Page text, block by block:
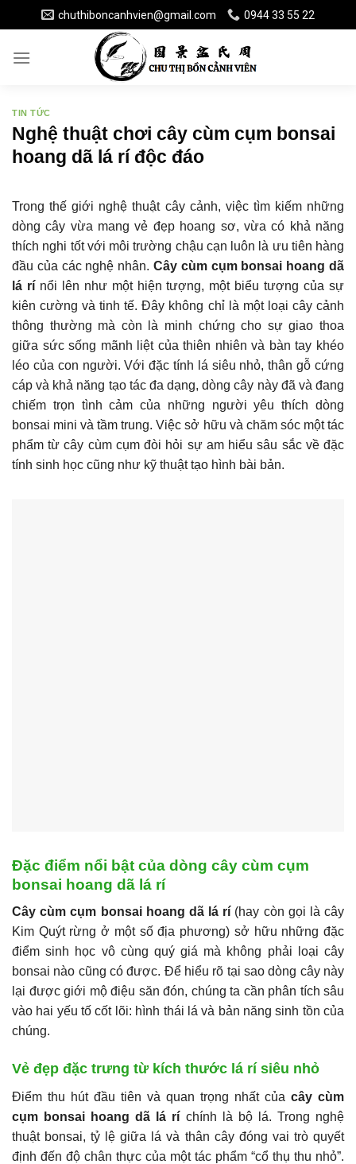
to
content
chuthiboncanhvien@gmail.com 0944 33 55 22
TIN TỨC
Nghệ thuật chơi cây cùm cụm bonsai
hoang dã lá rí độc đáo
Trong thế giới nghệ thuật cây cảnh, việc tìm kiếm những
dòng cây vừa mang vẻ đẹp hoang sơ, vừa có khả năng
thích nghi tốt với môi trường chậu cạn luôn là ưu tiên hàng
đầu của các nghệ nhân. Cây cùm cụm bonsai hoang dã
lá rínổi lên như một hiện tượng, một biểu tượng của sự
kiên cường và tinh tế. Đây không chỉ là một loại cây cảnh
thông thường mà còn là minh chứng cho sự giao thoa
giữa sức sống mãnh liệt của thiên nhiên và bàn tay khéo
léo của con người. Với đặc tính lá siêu nhỏ, thân gỗ cứng
cáp và khả năng tạo tác đa dạng, dòng cây này đã và đang
chiếm trọn tình cảm của những người yêu thích dòng
bonsai mini và tầm trung. Việc sở hữu và chăm sóc một tác
phẩm từ cây cùm cụm đòi hỏi sự am hiểu sâu sắc về đặc
tính sinh học cũng như kỹ thuật tạo hình bài bản.
Đặc điểm nổi bật của dòng cây cùm cụm
bonsai hoang dã lá rí
Cây cùm cụm bonsai hoang dã lá rí (hay còn gọi là cây
Kim Quýt rừng ở một số địa phương) sở hữu những đặc
điểm sinh học vô cùng quý giá mà không phải loại cây
bonsai nào cũng có được. Để hiểu rõ tại sao dòng cây này
lại được giới mộ điệu săn đón, chúng ta cần phân tích sâu
vào hai yếu tố cốt lõi: hình thái lá và bản năng sinh tồn của
chúng.
Vẻ đẹp đặc trưng từ kích thước lá rí siêu nhỏ
Điểm thu hút đầu tiên và quan trọng nhất của cây cùm
cụm bonsai hoang dã lá rí chính là bộ lá. Trong nghệ
thuật bonsai, tỷ lệ giữa lá và thân cây đóng vai trò quyết
định đến độ chân thực của một tác phẩm “cổ thụ thu nhỏ”.